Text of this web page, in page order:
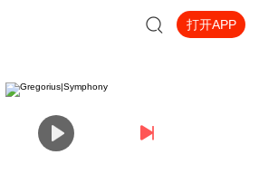
打开APP